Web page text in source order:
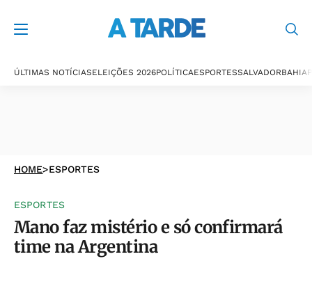
ÚLTIMAS NOTÍCIASELEIÇÕES 2026POLÍTICAESPORTESSALVADORBAHIA
HOME>ESPORTES
ESPORTES
Mano faz mistério e só confirmará
time na Argentina